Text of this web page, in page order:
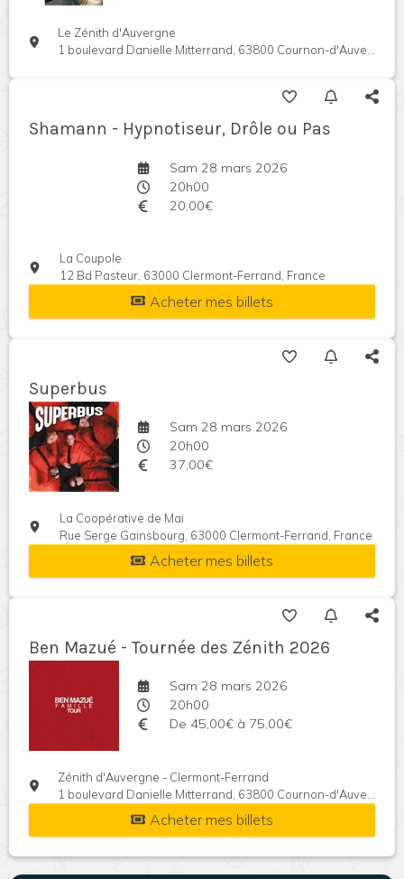
Le Zénith d'Auvergne
1 boulevard Danielle Mitterrand, 63800 Cournon-d'Auvergne, France
Shamann - Hypnotiseur, Drôle ou Pas
Sam 28 mars 2026
20h00
20,00€
La Coupole
12 Bd Pasteur, 63000 Clermont-Ferrand, France
Acheter mes billets
Superbus
Sam 28 mars 2026
20h00
37,00€
La Coopérative de Mai
Rue Serge Gainsbourg, 63000 Clermont-Ferrand, France
Acheter mes billets
Ben Mazué - Tournée des Zénith 2026
Sam 28 mars 2026
20h00
De 45,00€ à 75,00€
Zénith d'Auvergne - Clermont-Ferrand
1 boulevard Danielle Mitterrand, 63800 Cournon-d'Auvergne, France
Acheter mes billets